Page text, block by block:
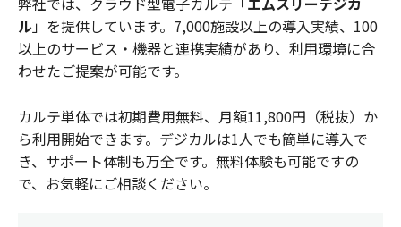
ル」を提供しています。7,000施設以上の導入実績、100
以上のサービス・機器と連携実績があり、利用環境に合
わせたご提案が可能です。
カルテ単体では初期費用無料、月額11,800円（税抜）か
ら利用開始できます。デジカルは1人でも簡単に導入で
き、サポート体制も万全です。無料体験も可能ですの
で、お気軽にご相談ください。